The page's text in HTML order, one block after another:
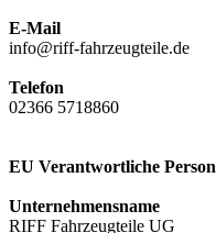
E-Mail
info@riff-fahrzeugteile.de
Telefon
02366 5718860
EU Verantwortliche Person
Unternehmensname
RIFF Fahrzeugteile UG